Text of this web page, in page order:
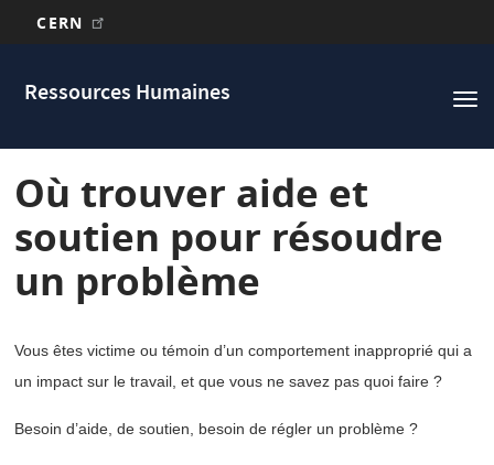
contenu
CERN
Ressources Humaines
navigation
Où trouver aide et
soutien pour résoudre
un problème
Vous êtes victime ou témoin d’un comportement inapproprié qui a
un impact sur le travail, et que vous ne savez pas quoi faire ?
Besoin d’aide, de soutien, besoin de régler un problème ?